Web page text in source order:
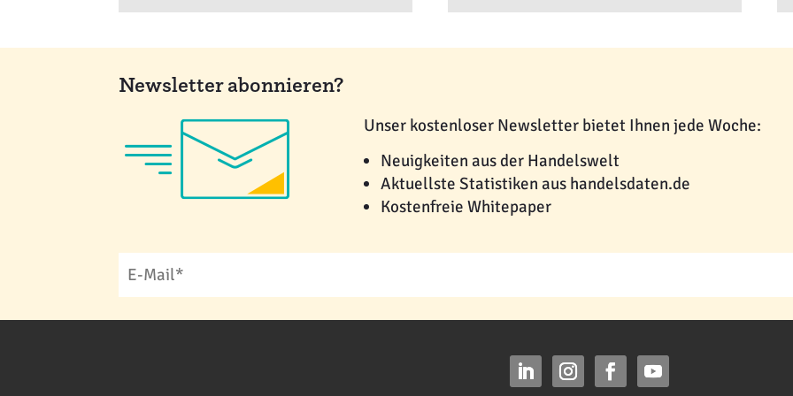
Newsletter abonnieren?
Unser kostenloser Newsletter bietet Ihnen jede Woche:
Neuigkeiten aus der Handelswelt
Aktuellste Statistiken aus handelsdaten.de
Kostenfreie Whitepaper